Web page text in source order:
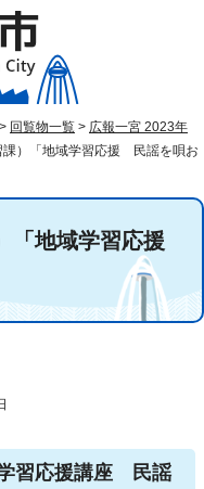
> 回覧物一覧 > 広報一宮 2023年
課）「地域学習応援 民謡を唄お
「地域学習応援
習応援講座 民謡